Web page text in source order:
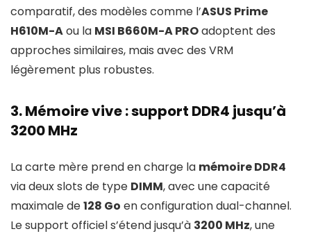
comparatif, des modèles comme l’ASUS Prime
H610M-Aou la MSI B660M-A PROadoptent des
approches similaires, mais avec des VRM
légèrement plus robustes.
3. Mémoire vive : support DDR4 jusqu’à
3200 MHz
La carte mère prend en charge la mémoire DDR4
via deux slots de type DIMM, avec une capacité
maximale de128 Go en configuration dual-channel.
Le support officiel s’étend jusqu’à 3200 MHz, une